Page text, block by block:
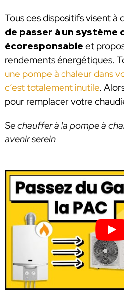
Tous ces dispositifs visent à
de passer à un système
écoresponsable et
rendements énergétiques.
une pompe à chaleur dans
c’est totalement inutile.
pour remplacer votre
Se chauffer à la pompe à
avenir serein